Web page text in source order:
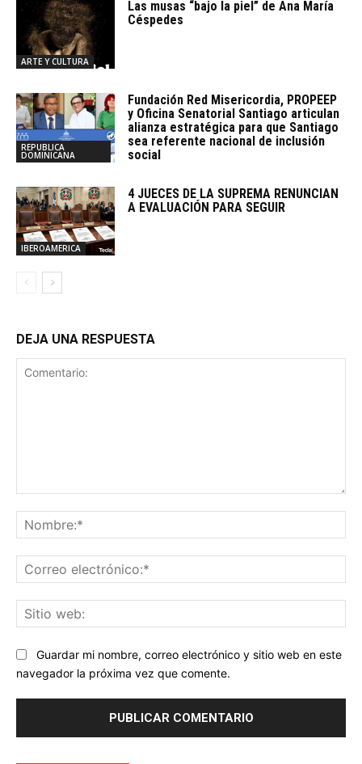
ARTE Y CULTURA
Las musas “bajo la piel” de Ana María
Céspedes
REPUBLICA
DOMINICANA
Fundación Red Misericordia, PROPEEP
y Oficina Senatorial Santiago articulan
alianza estratégica para que Santiago
sea referente nacional de inclusión
social
IBEROAMERICA
4 JUECES DE LA SUPREMA RENUNCIAN
A EVALUACIÓN PARA SEGUIR
DEJA UNA RESPUESTA
Guardar mi nombre, correo electrónico y sitio web en este
navegador la próxima vez que comente.